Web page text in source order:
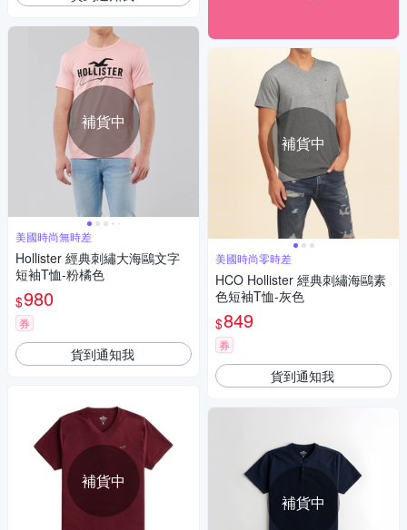
補貨中
美國時尚無時差
Hollister 經典刺繡大海鷗文字
短袖T恤-粉橘色
$980
券
貨到通知我
補貨中
補貨中
美國時尚零時差
HCO Hollister 經典刺繡海鷗素
色短袖T恤-灰色
$849
券
貨到通知我
補貨中